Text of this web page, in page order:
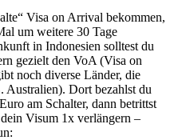
Visa on Arrival bekommen,
um weitere 30 Tage
in Indonesien solltest du
gezielt den VoA (Visa on
noch diverse Länder, die
Australien). Dort bezahlst du
am Schalter, dann betrittst
Visum 1x verlängern –